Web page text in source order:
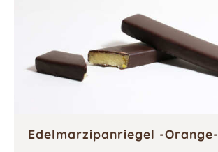
Edelmarzipanriegel -Orange-